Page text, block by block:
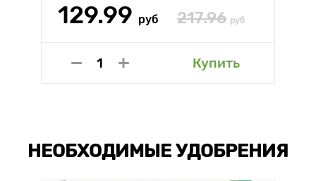
129.99 руб 217.96 руб
Купить
НЕОБХОДИМЫЕ УДОБРЕНИЯ